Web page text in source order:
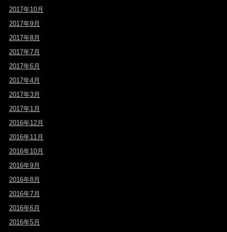
2017年10月
2017年9月
2017年8月
2017年7月
2017年6月
2017年4月
2017年3月
2017年1月
2016年12月
2016年11月
2016年10月
2016年9月
2016年8月
2016年7月
2016年6月
2016年5月